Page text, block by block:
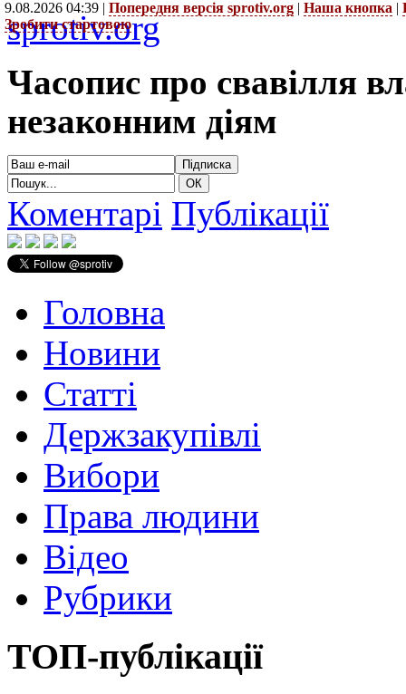
9.08.2026 04:39 | Попередня версія sprotiv.org | Наша кнопка |
Зробити стартовою
sprotiv.org
Часопис про свавілля
незаконним діям
Коментарі Публікації
Головна
Новини
Статті
Держзакупівлі
Вибори
Права людини
Відео
Рубрики
ТОП-публікації